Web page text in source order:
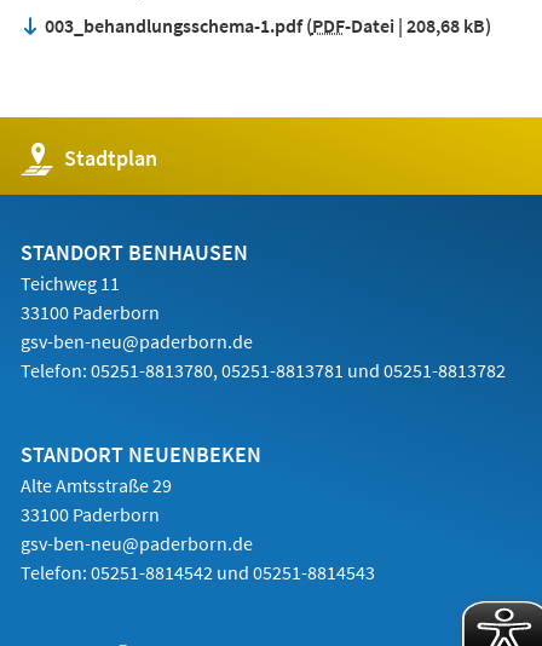
003_behandlungsschema-1.pdf PDF-Datei 208,68 kB
Stadtplan
(Öffnet
in
einem
Tab)
STANDORT BENHAUSEN
Teichweg 11
33100 Paderborn
gsv-ben-neu@paderborn.de
Telefon: 05251-8813780, 05251-8813781 und 05251-8813782
STANDORT NEUENBEKEN
Alte Amtsstraße 29
33100 Paderborn
gsv-ben-neu@paderborn.de
Telefon: 05251-8814542 und 05251-8814543